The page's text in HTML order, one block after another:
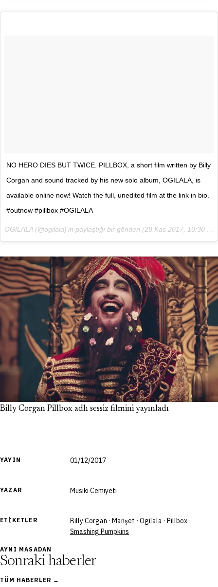
YAYIN 01/12/2017
YAZAR Musiki Cemiyeti
ETIKETLER Billy Corgan · Manşet · Ogilala · Pillbox ·
Smashing Pumpkins
NO HERO DIES BUT TWICE. PILLBOX, a short film written by Billy
Corgan and sound tracked by his new solo album, OGILALA, is
available online now! Watch the full, unedited film at the link in bio.
#outnow #pillbox #OGILALA
OGILALA (@ogilala)’in paylaştığı bir gönderi (28 Kas 2017, 10:30 PST
Billy Corgan Pillbox adlı sessiz filmini yayınladı
AYNI MASADAN
Sonraki haberler
TÜM HABERLER →